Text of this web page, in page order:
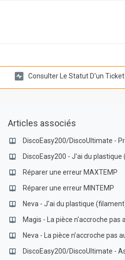
Consulter Le Statut D'un Ticket
Articles associés
Réparer une erreur MAXTEMP
Réparer une erreur MINTEMP